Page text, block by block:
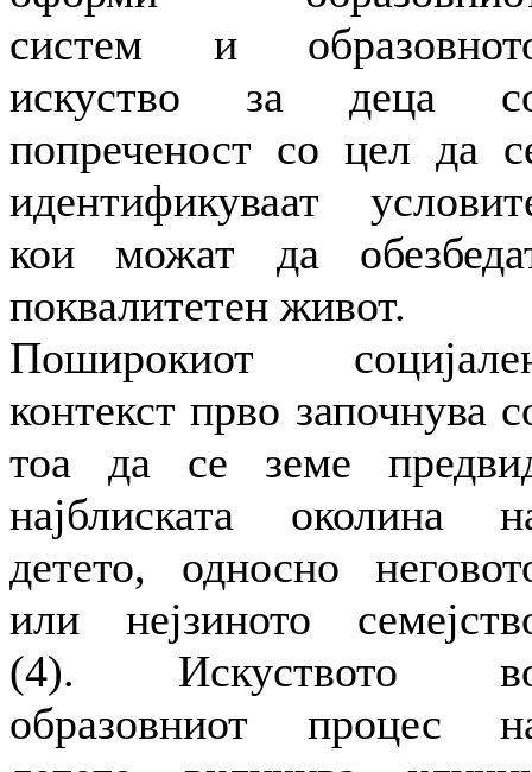
систем и
искуство за деца
попреченост со цел да
идентификуваат
кои можат да
поквалитетен живот.
Поширокиот
контекст прво започнува
тоа да се земе
најблиската околина
детето, односно
или нејзиното
(4). Искуството
образовниот процес